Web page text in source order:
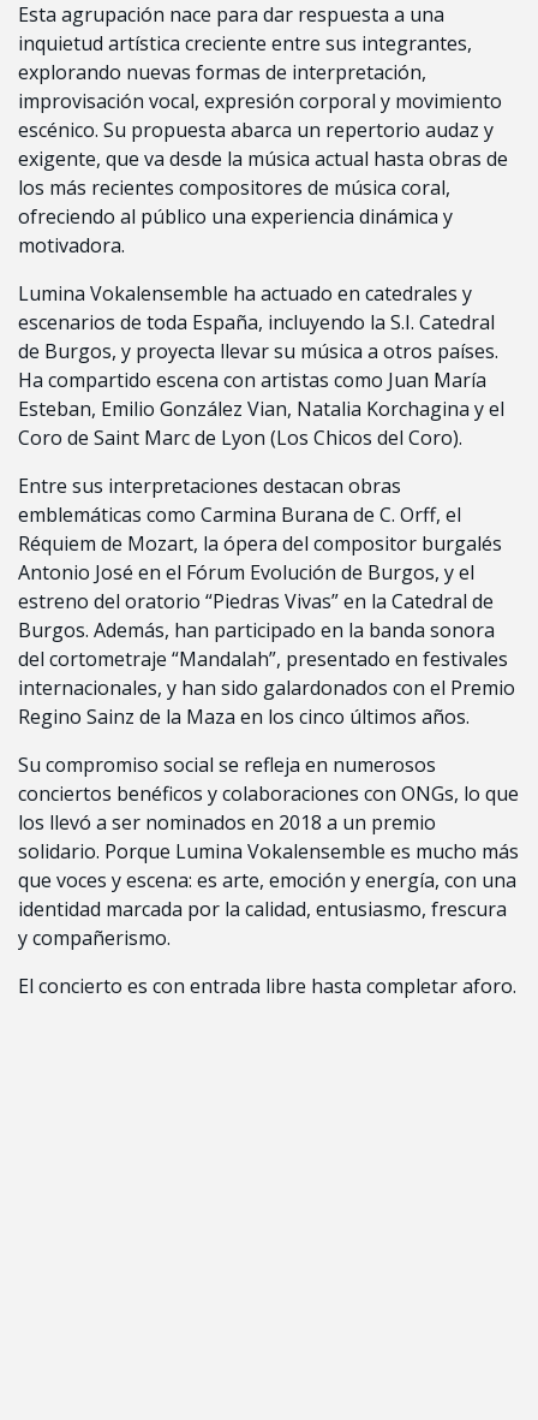
Esta agrupación nace para dar respuesta a una
inquietud artística creciente entre sus integrantes,
explorando nuevas formas de interpretación,
improvisación vocal, expresión corporal y movimiento
escénico. Su propuesta abarca un repertorio audaz y
exigente, que va desde la música actual hasta obras de
los más recientes compositores de música coral,
ofreciendo al público una experiencia dinámica y
motivadora.
Lumina Vokalensemble ha actuado en catedrales y
escenarios de toda España, incluyendo la S.I. Catedral
de Burgos, y proyecta llevar su música a otros países.
Ha compartido escena con artistas como Juan María
Esteban, Emilio González Vian, Natalia Korchagina y el
Coro de Saint Marc de Lyon (Los Chicos del Coro).
Entre sus interpretaciones destacan obras
emblemáticas como Carmina Burana de C. Orff, el
Réquiem de Mozart, la ópera del compositor burgalés
Antonio José en el Fórum Evolución de Burgos, y el
estreno del oratorio “Piedras Vivas” en la Catedral de
Burgos. Además, han participado en la banda sonora
del cortometraje “Mandalah”, presentado en festivales
internacionales, y han sido galardonados con el Premio
Regino Sainz de la Maza en los cinco últimos años.
Su compromiso social se refleja en numerosos
conciertos benéficos y colaboraciones con ONGs, lo que
los llevó a ser nominados en 2018 a un premio
solidario. Porque Lumina Vokalensemble es mucho más
que voces y escena: es arte, emoción y energía, con una
identidad marcada por la calidad, entusiasmo, frescura
y compañerismo.
El concierto es con entrada libre hasta completar aforo.